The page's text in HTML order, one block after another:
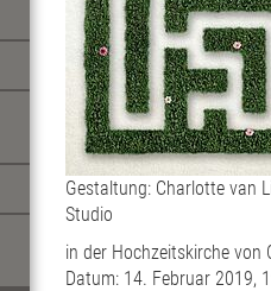
Gestaltung: Charlotte van
Studio
in der Hochzeitskirche von
Datum: 14. Februar 2019,